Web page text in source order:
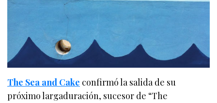
The Sea and Cake confirmó la salida de su
próximo largaduración, sucesor de “The